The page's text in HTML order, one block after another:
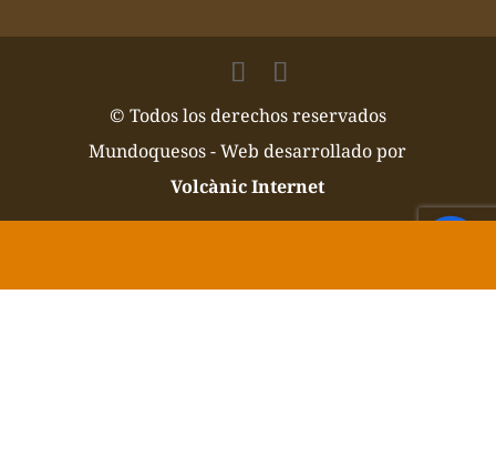
© Todos los derechos reservados
Mundoquesos - Web desarrollado por
Volcànic Internet